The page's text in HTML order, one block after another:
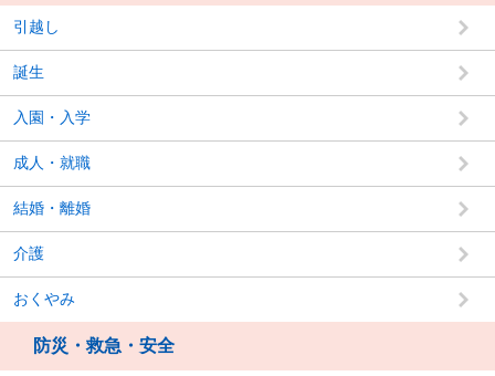
引越し
誕生
入園・入学
成人・就職
結婚・離婚
介護
おくやみ
防災・救急・安全